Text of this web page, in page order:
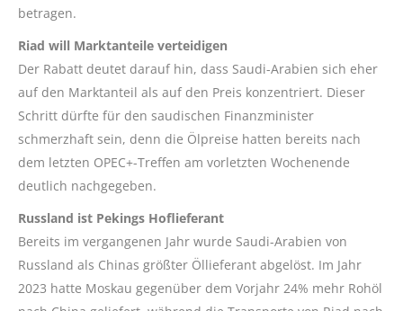
betragen.
Riad will Marktanteile verteidigen
Der Rabatt deutet darauf hin, dass Saudi-Arabien sich eher
auf den Marktanteil als auf den Preis konzentriert. Dieser
Schritt dürfte für den saudischen Finanzminister
schmerzhaft sein, denn die Ölpreise hatten bereits nach
dem letzten OPEC+-Treffen am vorletzten Wochenende
deutlich nachgegeben.
Russland ist Pekings Hoflieferant
Bereits im vergangenen Jahr wurde Saudi-Arabien von
Russland als Chinas größter Öllieferant abgelöst. Im Jahr
2023 hatte Moskau gegenüber dem Vorjahr 24% mehr Rohöl